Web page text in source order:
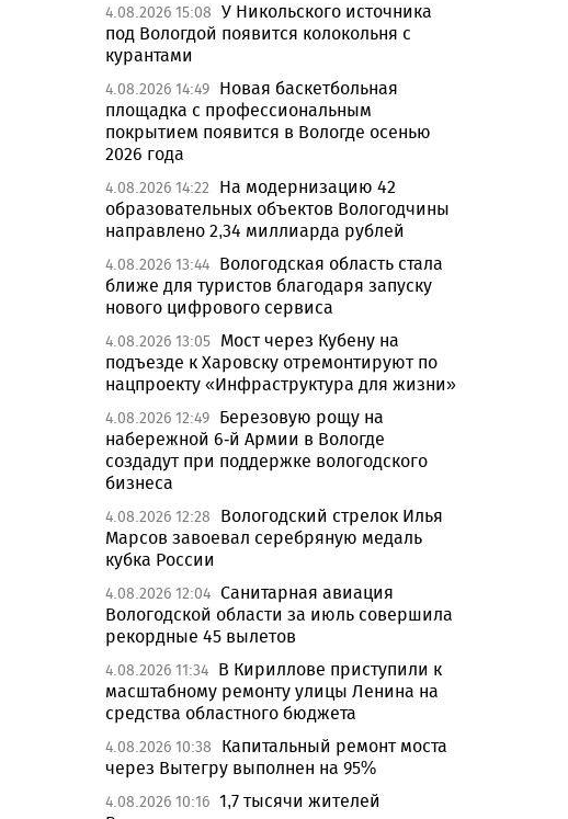
4.08.2026 15:08 У Никольского источника
под Вологдой появится колокольня с
курантами
4.08.2026 14:49 Новая баскетбольная
площадка с профессиональным
покрытием появится в Вологде осенью
2026 года
4.08.2026 14:22
На модернизацию 42
образовательных объектов Вологодчины
направлено 2,34 миллиарда рублей
4.08.2026 13:44 Вологодская область стала
ближе для туристов благодаря запуску
нового цифрового сервиса
4.08.2026 13:05 Мост через Кубену на
подъезде к Харовску отремонтируют по
нацпроекту «Инфраструктура для жизни»
4.08.2026 12:49 Березовую рощу на
набережной 6-й Армии в Вологде
создадут при поддержке вологодского
бизнеса
4.08.2026 12:28
Вологодский стрелок Илья
Марсов завоевал серебряную медаль
кубка России
4.08.2026 12:04 Санитарная авиация
Вологодской области за июль совершила
рекордные 45 вылетов
4.08.2026 11:34 В Кириллове приступили к
масштабному ремонту улицы Ленина на
средства областного бюджета
4.08.2026 10:38
Капитальный ремонт моста
через Вытегру выполнен на 95%
4.08.2026 10:16 1,7 тысячи жителей